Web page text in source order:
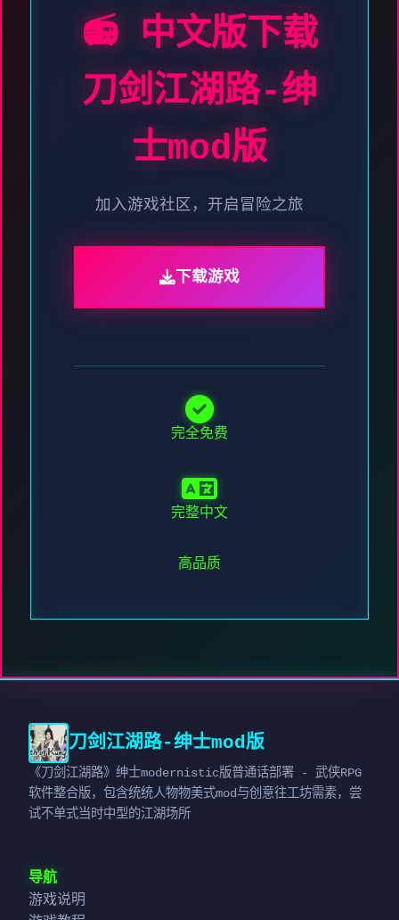
📻 中文版下载
刀剑江湖路-绅
士mod版
加入游戏社区，开启冒险之旅
下载游戏
完全免费
完整中文
高品质
刀剑江湖路-绅士mod版
《刀剑江湖路》绅士modernistic版普通话部署 - 武侠RPG
软件整合版，包含统统人物物美式mod与创意往工坊需素，尝
试不单式当时中型的江湖场所
导航
游戏说明